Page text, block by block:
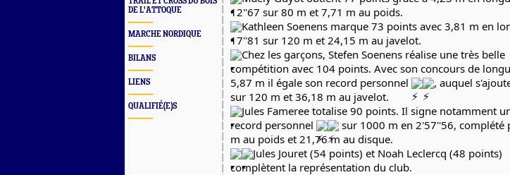
DE L'ATTOQUE
MARCHE NORDIQUE
BILANS
LIENS
QUALIFIÉ(E)S
12''67 sur 80 m et 7,71 m au poids.
Kathleen Soenens marque 73 points avec 3,81 m en
17''81 sur 120 m et 24,15 m au javelot.
Chez les garçons, Stefen Soenens réalise une très belle
compétition avec 104 points. Avec son concours de
5,87 m il égale son record personnel
, auquel
sur 120 m et 36,18 m au javelot.
Jules Fameree totalise 90 points. Il signe notamment
record personnel
sur 1000 m en 2'57''56, complété
m au poids et 21,76 m au disque.
Jules Jouret (54 points) et Noah Leclercq (48 points)
complètent la représentation du club.